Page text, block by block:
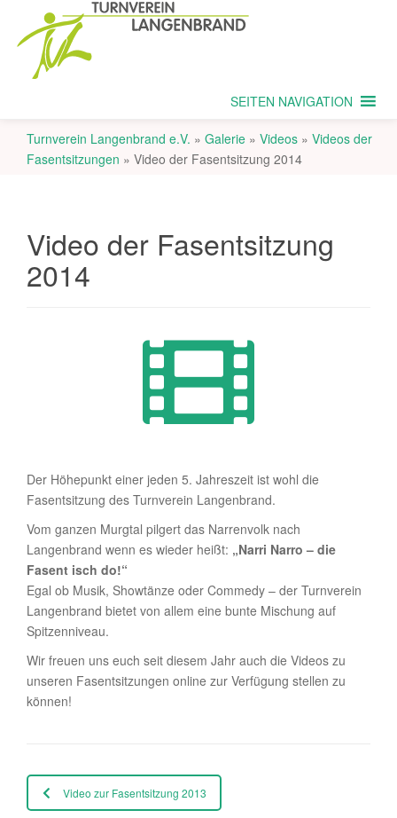
SEITEN NAVIGATION
Turnverein Langenbrand e.V. » Galerie » Videos » Videos der
Fasentsitzungen » Video der Fasentsitzung 2014
Video der Fasentsitzung
2014
Der Höhepunkt einer jeden 5. Jahreszeit ist wohl die
Fasentsitzung des Turnverein Langenbrand.
Vom ganzen Murgtal pilgert das Narrenvolk nach
Langenbrand wenn es wieder heißt: „Narri Narro – die
Fasent isch do!“
Egal ob Musik, Showtänze oder Commedy – der Turnverein
Langenbrand bietet von allem eine bunte Mischung auf
Spitzenniveau.
Wir freuen uns euch seit diesem Jahr auch die Videos zu
unseren Fasentsitzungen online zur Verfügung stellen zu
können!
Video zur Fasentsitzung 2013